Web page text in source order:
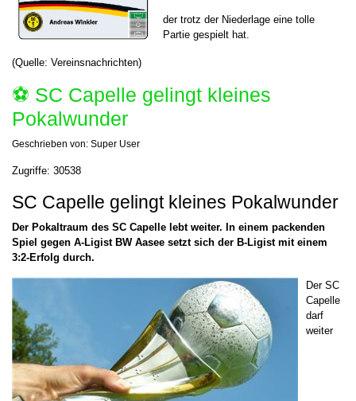
der trotz der Niederlage eine tolle
Partie gespielt hat.
(Quelle: Vereinsnachrichten)
⚽️ SC Capelle gelingt kleines
Pokalwunder
Geschrieben von: Super User
Zugriffe: 30538
SC Capelle gelingt kleines Pokalwunder
Der Pokaltraum des SC Capelle lebt weiter. In einem packenden
Spiel gegen A-Ligist BW Aasee setzt sich der B-Ligist mit einem
3:2-Erfolg durch.
Der SC
Capelle
darf
weiter